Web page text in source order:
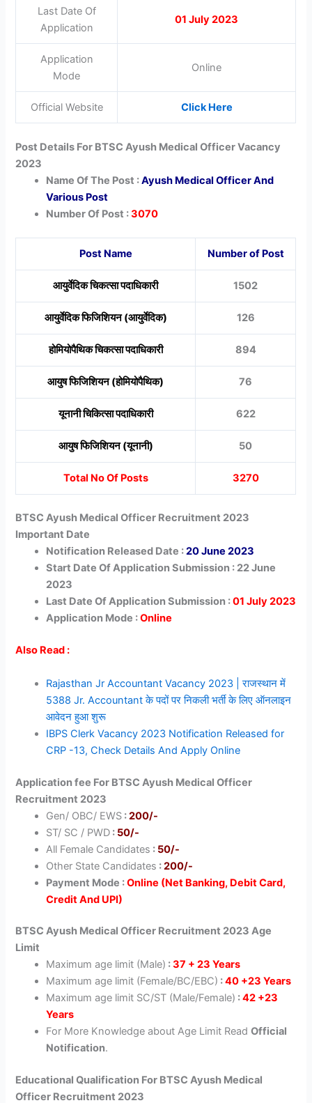
Last Date Of
Application
01 July 2023
Application
Mode
Online
Official Website Click Here
Post Details For BTSC Ayush Medical Officer Vacancy
2023
Name Of The Post :Ayush Medical Officer And
Various Post
Number Of Post :3070
Post Name Number of Post
आयुर्वेदिक चिकत्सा पदाधिकारी 1502
आयुर्वेदिक फिजिशियन (आयुर्वेदिक) 126
होमियोपैथिक चिकत्सा पदाधिकारी 894
आयुष फिजिशियन (होमियोपैथिक) 76
यूनानी चिकित्सा पदाधिकारी 622
आयुष फिजिशियन (यूनानी) 50
Total No Of Posts 3270
BTSC Ayush Medical Officer Recruitment 2023
Important Date
Notification Released Date :20 June 2023
Start Date Of Application Submission : 22 June
2023
Last Date Of Application Submission :01 July 2023
Application Mode :Online
Also Read :
Rajasthan Jr Accountant Vacancy 2023 | राजस्थान में
5388 Jr. Accountant के पदों पर निकली भर्ती के लिए ऑनलाइन
आवेदन हुआ शुरू
IBPS Clerk Vacancy 2023 Notification Released for
CRP -13, Check Details And Apply Online
Application fee For BTSC Ayush Medical Officer
Recruitment 2023
Gen/ OBC/ EWS :200/-
ST/ SC / PWD : 50/-
All Female Candidates : 50/-
Other State Candidates :200/-
Payment Mode :Online (Net Banking, Debit Card,
Credit And UPI)
BTSC Ayush Medical Officer Recruitment 2023 Age
Limit
Maximum age limit (Male) :37 + 23 Years
Maximum age limit (Female/BC/EBC) :40 +23 Years
Maximum age limit SC/ST (Male/Female) :42 +23
Years
For More Knowledge about Age Limit ReadOfficial
Notification.
Educational Qualification For BTSC Ayush Medical
Officer Recruitment 2023